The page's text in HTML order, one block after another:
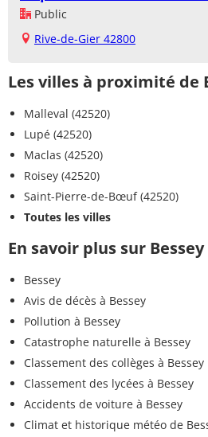
Public
Rive-de-Gier 42800
Les villes à proximité de
Malleval (42520)
Lupé (42520)
Maclas (42520)
Roisey (42520)
Saint-Pierre-de-Bœuf (42520)
Toutes les villes
En savoir plus sur Bessey
Bessey
Avis de décès à Bessey
Pollution à Bessey
Catastrophe naturelle à Bessey
Classement des collèges à Bessey
Classement des lycées à Bessey
Accidents de voiture à Bessey
Climat et historique météo de